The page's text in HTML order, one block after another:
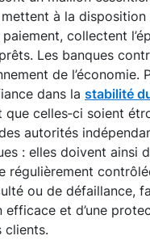
à la disposition
collectent
Les banques
de l’économie.
dans la stabilité
que celles‑ci soient
autorités
: elles doivent ainsi
régulièrement
ou de défaillance,
efficace et d’une
clients.